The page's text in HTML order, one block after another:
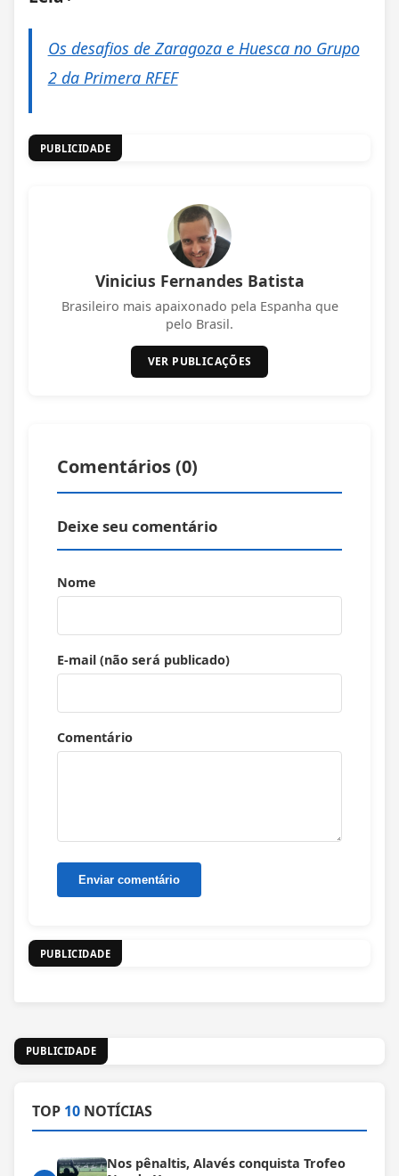
Os desafios de Zaragoza e Huesca no Grupo
2 da Primera RFEF
PUBLICIDADE
Vinicius Fernandes Batista
Brasileiro mais apaixonado pela Espanha que
pelo Brasil.
VER PUBLICAÇÕES
Comentários (0)
Deixe seu comentário
Nome
E-mail (não será publicado)
Comentário
PUBLICIDADE
PUBLICIDADE
TOP 10 NOTÍCIAS
Nos pênaltis, Alavés conquista Trofeo